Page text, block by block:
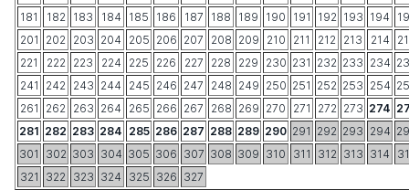
181
182 183 184 185 186 187 188 189 190 191 192 193 194
201
202 203 204 205 206 207 208 209 210 211 212 213 214
221
222 223 224 225 226 227 228 229 230 231 232 233 234
241
242 243 244 245 246 247 248 249 250 251 252 253 254
261
262 263 264 265 266 267 268 269 270 271 272 273 274
281 282 283 284 285 286 287 288 289 290 291 292 293 294
301
302 303 304 305 306 307 308 309 310 311 312 313 314
321
322 323 324 325 326 327